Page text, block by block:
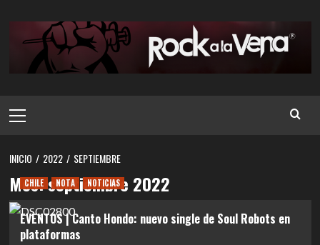
contenido
principal
INICIO 2022 SEPTIEMBRE
Mes:septiembre 2022
CHILE NOTA NOTICIAS
EVENTOS | Canto Hondo: nuevo single de Soul Robots en
plataformas